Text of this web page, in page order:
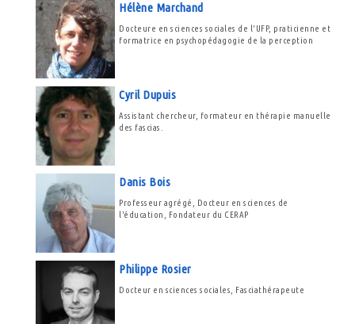
Hélène Marchand
Docteure en sciences sociales de l'UFP, praticienne et
formatrice en psychopédagogie de la perception
Cyril Dupuis
Assistant chercheur, formateur en thérapie manuelle
des fascias.
Danis Bois
Professeur agrégé, Docteur en sciences de
l'éducation, Fondateur du CERAP
Philippe Rosier
Docteur en sciences sociales, Fasciathérapeute